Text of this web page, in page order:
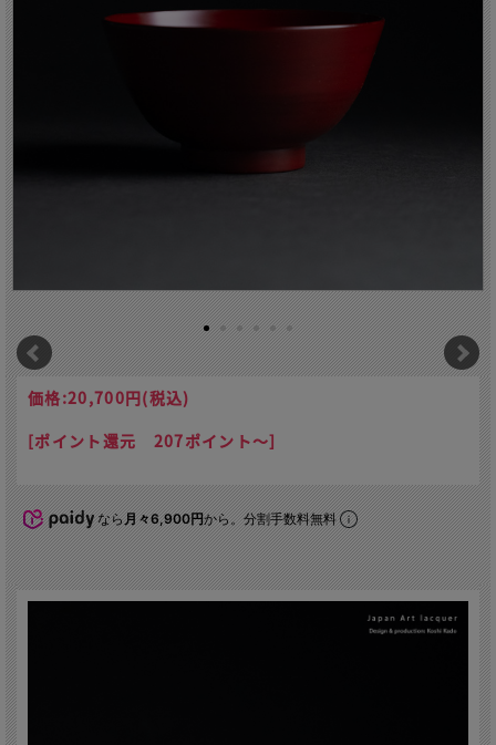
価格:20,700円(税込)
[ポイント還元 207ポイント～]
なら月々6,900円から。分割手数料無料